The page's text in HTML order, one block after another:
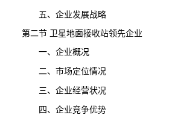
五、企业发展战略
第二节 卫星地面接收站领先企业
一、企业概况
二、市场定位情况
三、企业经营状况
四、企业竞争优势